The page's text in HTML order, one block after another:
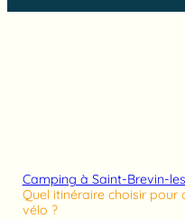
Camping à Saint-Brevin-
Quel itinéraire choisir
vélo ?